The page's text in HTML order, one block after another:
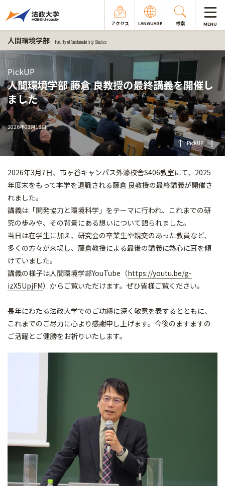
アクセス LANGUAGE 検索 MENU
人間環境学部 Faculty of Sustainability Studies
PickUP
人間環境学部 藤倉 良教授の最終講義を開催し
ました
2026年03月18日
PickUP
2026年3月7日、市ヶ谷キャンパス外濠校舎S406教室にて、2025
年度末をもって本学を退職される藤倉 良教授の最終講義が開催さ
れました。
講義は「開発協力と環境科学」をテーマに行われ、これまでの研
究の歩みや、その背景にある想いについて語られました。
当日は在学生に加え、研究会の卒業生や親交のあった教員など、
多くの方々が来場し、藤倉教授による最後の講義に熱心に耳を傾
けていました。
講義の様子は人間環境学部YouTube（https://youtu.be/g-
izX5UpjFM）からご覧いただけます。ぜひ皆様ご覧ください。
長年にわたる法政大学でのご功績に深く敬意を表するとともに、
これまでのご尽力に心より感謝申し上げます。今後のますますの
ご活躍とご健勝をお祈りいたします。